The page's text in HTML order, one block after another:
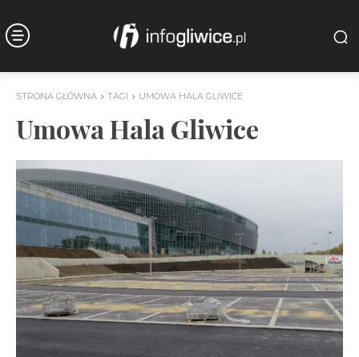
STRONA GŁÓWNA TAGI UMOWA HALA GLIWICE
Umowa Hala Gliwice